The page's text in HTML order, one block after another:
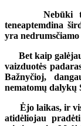
Nebūki
teneaptemdina
yra
Bet kaip
vaizduotės
Bažnyčioj,
nematomų dalykų
Ėjo laikas, ir
atidėliojau